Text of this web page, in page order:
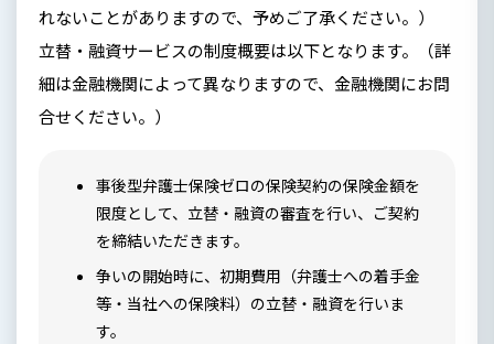
れないことがありますので、予めご了承ください。）
立替・融資サービスの制度概要は以下となります。（詳
細は金融機関によって異なりますので、金融機関にお問
合せください。）
事後型弁護士保険ゼロの保険契約の保険金額を
限度として、立替・融資の審査を行い、ご契約
を締結いただきます。
争いの開始時に、初期費用（弁護士への着手金
等・当社への保険料）の立替・融資を行いま
す。